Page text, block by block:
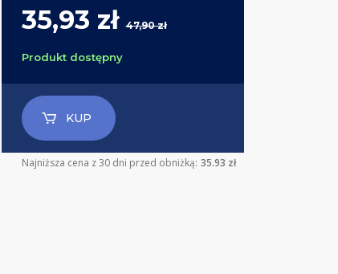
35,93 zł47,90 zł
Produkt dostępny
KUP
Najniższa cena z 30 dni przed obniżką: 35.93 zł